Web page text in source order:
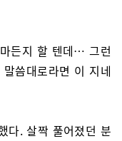
든지 할 텐데… 그런
씀대로라면 이 지네
다. 살짝 풀어졌던 분